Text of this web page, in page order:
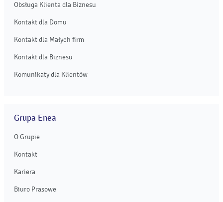
Obsługa Klienta dla Biznesu
Kontakt dla Domu
Kontakt dla Małych firm
Kontakt dla Biznesu
Komunikaty dla Klientów
Grupa Enea
O Grupie
Kontakt
Kariera
Biuro Prasowe